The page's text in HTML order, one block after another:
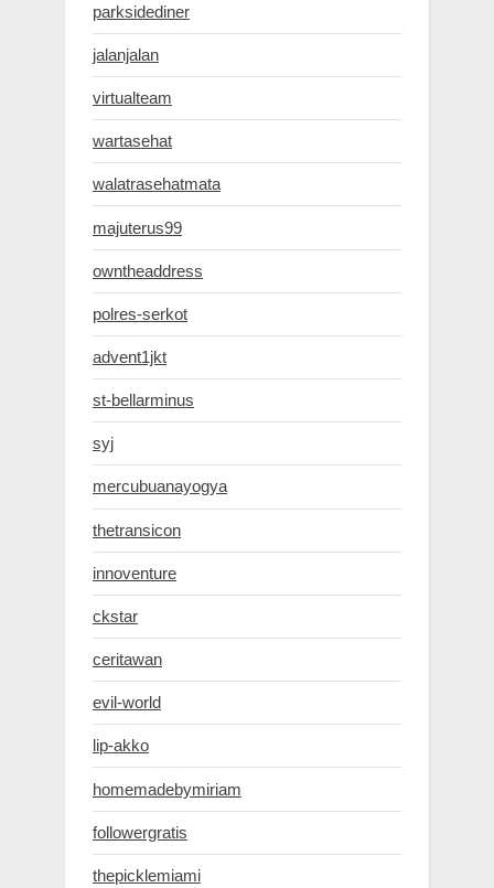
parksidediner
jalanjalan
virtualteam
wartasehat
walatrasehatmata
majuterus99
owntheaddress
polres-serkot
advent1jkt
st-bellarminus
syj
mercubuanayogya
thetransicon
innoventure
ckstar
ceritawan
evil-world
lip-akko
homemadebymiriam
followergratis
thepicklemiami